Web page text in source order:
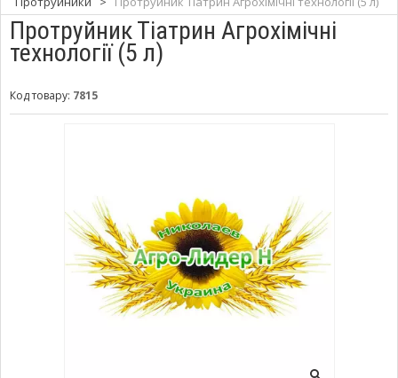
Протруйник Тіатрин Агрохімічні
технології (5 л)
Код товару: 7815